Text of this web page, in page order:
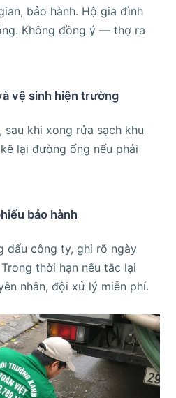
bảo hành. Hộ gia đình
Không đồng ý — thợ ra
vệ sinh hiện trường
khi xong rửa sạch khu
lại đường ống nếu phải
bảo hành
dấu công ty, ghi rõ ngày
thời hạn nếu tắc lại
nhân, đội xử lý miễn phí.